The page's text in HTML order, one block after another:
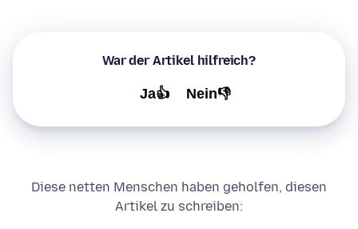
War der Artikel hilfreich?
Ja👍 Nein👎
Diese netten Menschen haben geholfen, diesen
Artikel zu schreiben: